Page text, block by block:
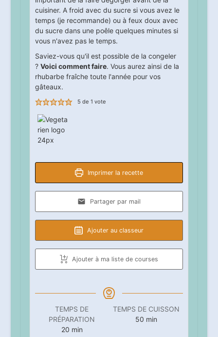
cuisiner. A froid avec du sucre si vous avez le
temps (je recommande) ou à feux doux avec
du sucre dans une poêle quelques minutes si
vous n'avez pas le temps.
Saviez-vous qu'il est possible de la congeler
? Voici comment faire. Vous aurez ainsi de la
rhubarbe fraîche toute l'année pour vos
gâteaux.
5 de 1 vote
Imprimer la recette
Partager par mail
Ajouter au classeur
Ajouter à ma liste de courses
TEMPS DE
PRÉPARATION
20minutes
min
TEMPS DE CUISSON
50minutes
min